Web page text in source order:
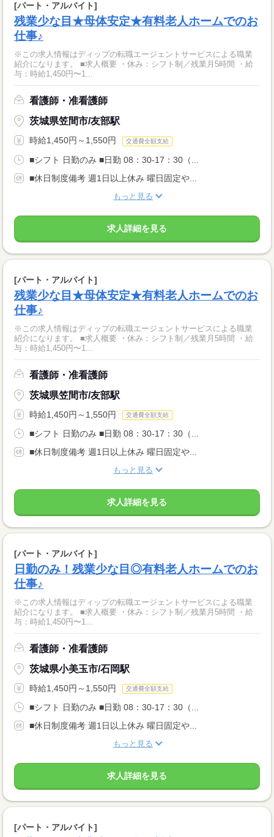
[パート・アルバイト]
残業少な目★母体安定★有料老人ホームでのお
仕事♪
※この求人情報はディップの転職エージェントサービスによる職業
紹介になります。 ■求人概要 ・休み：シフト制／残業月5時間 ・給
与：時給1,450円〜1...
看護師・准看護師
茨城県笠間市/友部駅
時給1,450円～1,550円 交通費全額支給
■シフト 日勤のみ ■日勤 08：30-17：30（...
■休日制度備考 週1日以上休み 曜日固定や...
もっと見る
求人詳細を見る
[パート・アルバイト]
残業少な目★母体安定★有料老人ホームでのお
仕事♪
※この求人情報はディップの転職エージェントサービスによる職業
紹介になります。 ■求人概要 ・休み：シフト制／残業月5時間 ・給
与：時給1,450円〜1...
看護師・准看護師
茨城県笠間市/友部駅
時給1,450円～1,550円 交通費全額支給
■シフト 日勤のみ ■日勤 08：30-17：30（...
■休日制度備考 週1日以上休み 曜日固定や...
もっと見る
求人詳細を見る
[パート・アルバイト]
日勤のみ！残業少な目◎有料老人ホームでのお
仕事♪
※この求人情報はディップの転職エージェントサービスによる職業
紹介になります。 ■求人概要 ・休み：シフト制／残業月5時間 ・給
与：時給1,450円〜1...
看護師・准看護師
茨城県小美玉市/石岡駅
時給1,450円～1,550円 交通費全額支給
■シフト 日勤のみ ■日勤 08：30-17：30（...
■休日制度備考 週1日以上休み 曜日固定や...
もっと見る
求人詳細を見る
[パート・アルバイト]